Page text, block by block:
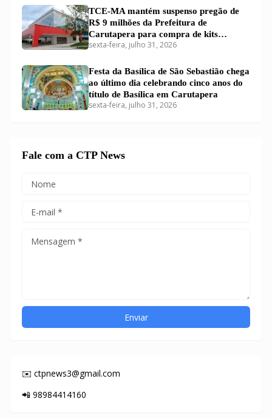
TCE-MA mantém suspenso pregão de
R$ 9 milhões da Prefeitura de
Carutapera para compra de kits
educacionais
sexta-feira, julho 31, 2026
Festa da Basílica de São Sebastião chega
ao último dia celebrando cinco anos do
título de Basílica em Carutapera
sexta-feira, julho 31, 2026
Fale com a CTP News
✉️ ctpnews3@gmail.com
📲 98984414160